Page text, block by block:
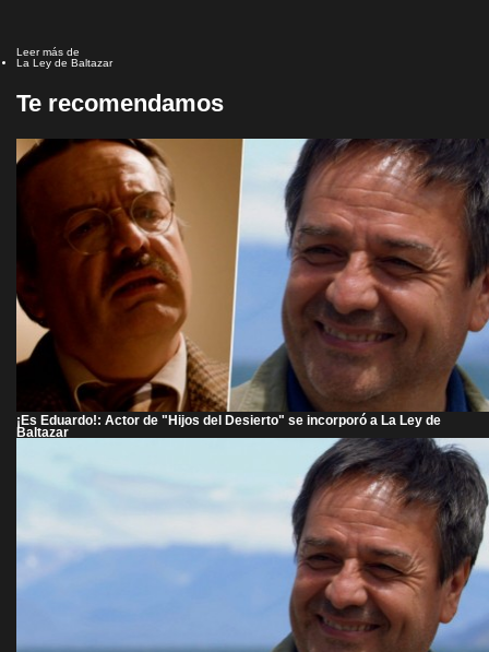
Leer más de
La Ley de Baltazar
Te recomendamos
¡Es Eduardo!: Actor de "Hijos del Desierto" se incorporó a La Ley de
Baltazar